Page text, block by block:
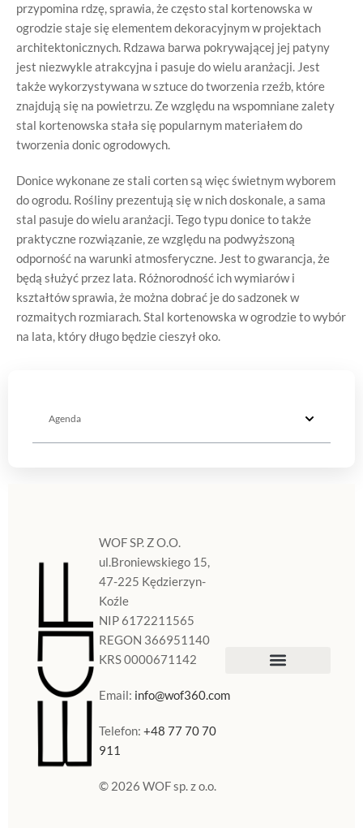
przypomina rdzę, sprawia, że często stal kortenowska w
ogrodzie staje się elementem dekoracyjnym w projektach
architektonicznych. Rdzawa barwa pokrywającej jej patyny
jest niezwykle atrakcyjna i pasuje do wielu aranżacji. Jest
także wykorzystywana w sztuce do tworzenia rzeźb, które
znajdują się na powietrzu. Ze względu na wspomniane zalety
stal kortenowska stała się popularnym materiałem do
tworzenia donic ogrodowych.
Donice wykonane ze stali corten są więc świetnym wyborem
do ogrodu. Rośliny prezentują się w nich doskonale, a sama
stal pasuje do wielu aranżacji. Tego typu donice to także
praktyczne rozwiązanie, ze względu na podwyższoną
odporność na warunki atmosferyczne. Jest to gwarancja, że
będą służyć przez lata. Różnorodność ich wymiarów i
kształtów sprawia, że można dobrać je do sadzonek w
rozmaitych rozmiarach. Stal kortenowska w ogrodzie to wybór
na lata, który długo będzie cieszył oko.
Agenda
WOF SP. Z O.O.
ul.Broniewskiego 15,
47-225 Kędzierzyn-
Koźle
NIP 6172211565
REGON 366951140
KRS 0000671142
Email: info@wof360.com
Telefon:+48 77 70 70
911
© 2026 WOF sp. z o.o.